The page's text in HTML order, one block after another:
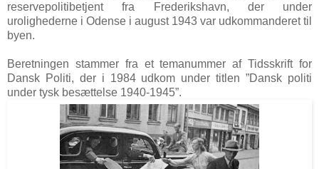
reservepolitibetjent fra Frederikshavn, der under
urolighederne i Odense i august 1943 var udkommanderet til
byen.
Beretningen stammer fra et temanummer af Tidsskrift for
Dansk Politi, der i 1984 udkom under titlen ”Dansk politi
under tysk besættelse 1940-1945”.